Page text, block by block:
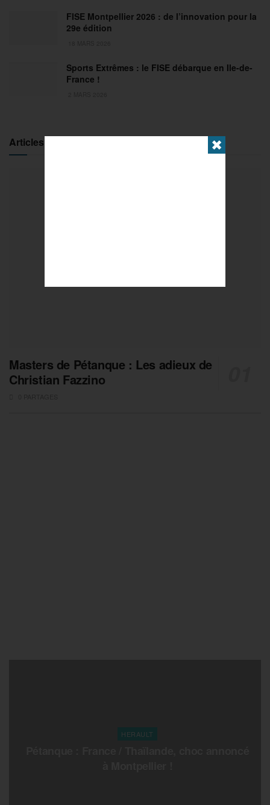
FISE Montpellier 2026 : de l’innovation pour la
29e édition
Sports Extrêmes : le FISE débarque en Ile-de-
France !
Articles populaires
Masters de Pétanque : Les adieux de
Christian Fazzino
HERAULT
✖